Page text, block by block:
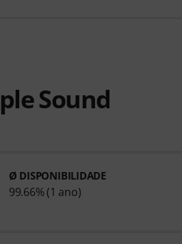
Sound
Ø DISPONIBILIDADE
99.66% (1 ano)